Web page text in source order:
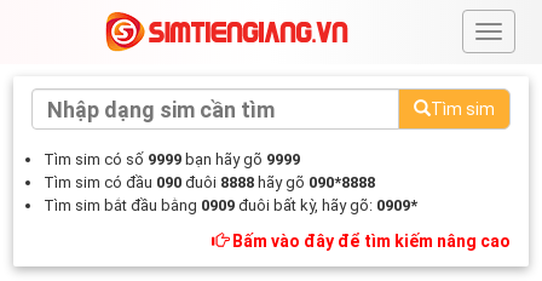
#
Tìm sim
Tìm sim có số 9999 bạn hãy gõ 9999
Tìm sim có đầu 090 đuôi 8888 hãy gõ 090*8888
Tìm sim bắt đầu bằng 0909 đuôi bất kỳ, hãy gõ: 0909*
Bấm vào đây để tìm kiếm nâng cao